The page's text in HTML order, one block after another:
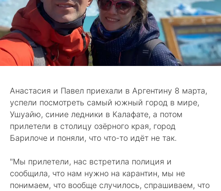
Анастасия и Павел приехали в Аргентину 8 марта,
успели посмотреть самый южный город в мире,
Ушуайю, синие ледники в Калафате, а потом
прилетели в столицу озёрного края, город
Барилоче и поняли, что что-то идёт не так.
"Мы прилетели, нас встретила полиция и
сообщила, что нам нужно на карантин, мы не
понимаем, что вообще случилось, спрашиваем, что